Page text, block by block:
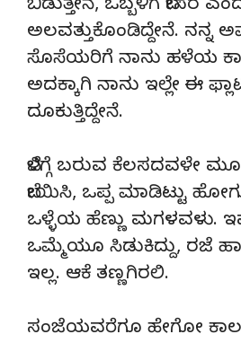
ಬಿಡುತ್ತೇನೆ, ಒಬ್ಬಳಿಗೆ ಬೇಸರ
ಅಲವತ್ತುಕೊಂಡಿದ್ದೇನೆ. ನನ್ನ
ಸೊಸೆಯರಿಗೆ ನಾನು ಹಳೆಯ
ಅದಕ್ಕಾಗಿ ನಾನು ಇಲ್ಲೇ ಈ
ದೂಕುತ್ತಿದ್ದೇನೆ.
ಬೆಳಿಗ್ಗೆ ಬರುವ ಕೆಲಸದವಳೇ
ಬೇಯಿಸಿ, ಒಪ್ಪ ಮಾಡಿಟ್ಟು
ಒಳ್ಳೆಯ ಹೆಣ್ಣು ಮಗಳವಳು.
ಒಮ್ಮೆಯೂ ಸಿಡುಕಿದ್ದು, ರಜೆ
ಇಲ್ಲ. ಆಕೆ ತಣ್ಣಗಿರಲಿ.
ಸಂಜೆಯವರೆಗೂ ಹೇಗೋ